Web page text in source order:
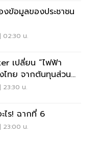
ข้อมูลของประชาชน
02:30 น.
เปลี่ยน “ไฟฟ้า
ไทย จากต้นทุนส่วน
รษฐกิจใหม่
23:30 น.
ะไร! ฉากที่ 6
23:00 น.